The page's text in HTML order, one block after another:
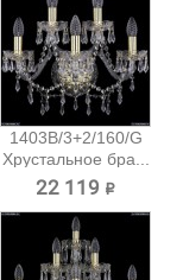
1403B/3+2/160/G
Хрустальное бра...
22 119 ₽